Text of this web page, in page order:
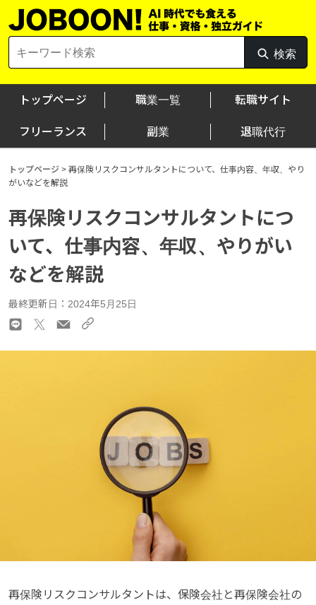
Skip
to
for:
検索
検
索
トップページ 職業一覧 転職サイト
フリーランス 副業 退職代行
トップページ > 再保険リスクコンサルタントについて、仕事内容、年収、やり
がいなどを解説
再保険リスクコンサルタントにつ
いて、仕事内容、年収、やりがい
などを解説
最終更新日：2024年5月25日
再保険リスクコンサルタントは、保険会社と再保険会社の